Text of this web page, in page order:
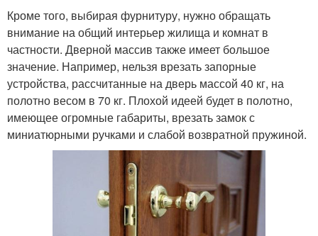
Кроме того, выбирая фурнитуру, нужно обращать
внимание на общий интерьер жилища и комнат в
частности. Дверной массив также имеет большое
значение. Например, нельзя врезать запорные
устройства, рассчитанные на дверь массой 40 кг, на
полотно весом в 70 кг. Плохой идеей будет в полотно,
имеющее огромные габариты, врезать замок с
миниатюрными ручками и слабой возвратной пружиной.